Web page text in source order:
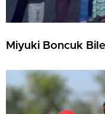
Miyuki Boncuk